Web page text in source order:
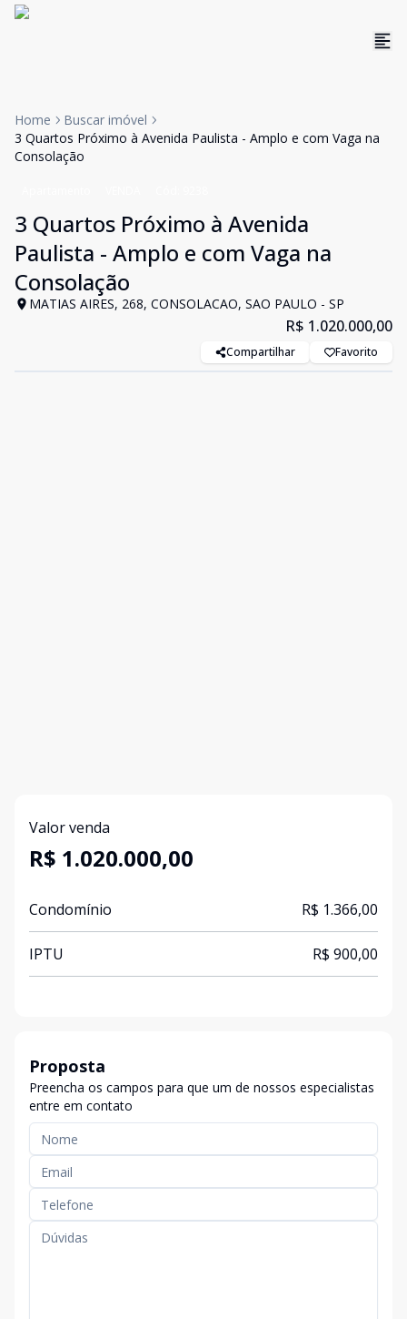
Home
Buscar imóvel
3 Quartos Próximo à Avenida Paulista - Amplo e com Vaga na
Consolação
3 Quartos Próximo à Avenida
Paulista - Amplo e com Vaga na
Consolação
MATIAS AIRES, 268, CONSOLACAO, SAO PAULO - SP
R$ 1.020.000,00
Compartilhar Favorito
Valor venda
R$ 1.020.000,00
Condomínio R$ 1.366,00
IPTU R$ 900,00
Proposta
Preencha os campos para que um de nossos especialistas
entre em contato